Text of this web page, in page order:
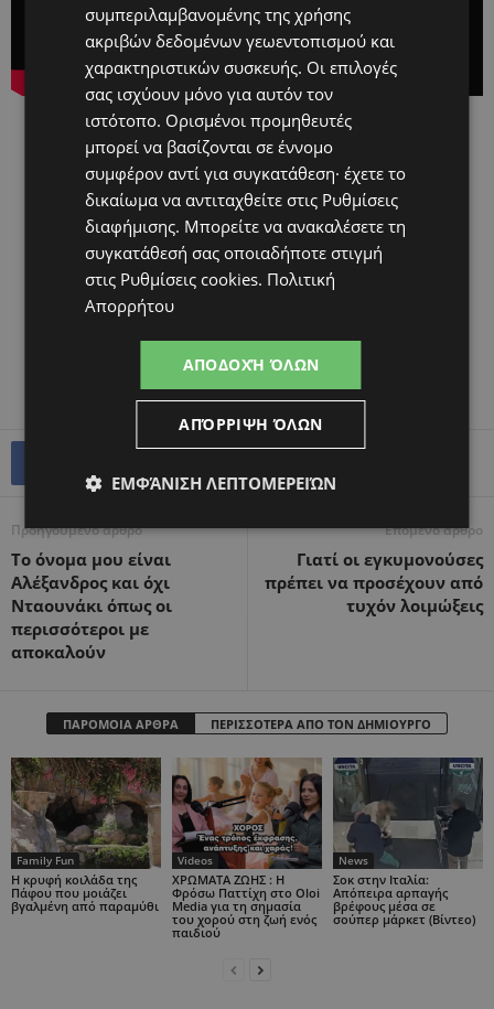
Προηγούμενο άρθρο
Το όνομα μου είναι
Αλέξανδρος και όχι
Νταουνάκι όπως οι
περισσότεροι με
αποκαλούν
Επόμενο άρθρο
Γιατί οι εγκυμονούσες
πρέπει να προσέχουν από
τυχόν λοιμώξεις
ΠΑΡΟΜΟΙΑ ΑΡΘΡΑ ΠΕΡΙΣΣΟΤΕΡΑ ΑΠΟ ΤΟΝ ΔΗΜΙΟΥΡΓΟ
Family Fun
Η κρυφή κοιλάδα της
Πάφου που μοιάζει
βγαλμένη από παραμύθι
Videos
ΧΡΩΜΑΤΑ ΖΩΗΣ : Η
Φρόσω Παττίχη στο Oloi
Media για τη σημασία
του χορού στη ζωή ενός
παιδιού
News
Σοκ στην Ιταλία:
Απόπειρα αρπαγής
βρέφους μέσα σε
σούπερ μάρκετ (Βίντεο)
συμπεριλαμβανομένης της χρήσης
ακριβών δεδομένων γεωεντοπισμού και
χαρακτηριστικών συσκευής. Οι επιλογές
σας ισχύουν μόνο για αυτόν τον
ιστότοπο. Ορισμένοι προμηθευτές
μπορεί να βασίζονται σε έννομο
συμφέρον αντί για συγκατάθεση· έχετε το
δικαίωμα να αντιταχθείτε στις Ρυθμίσεις
διαφήμισης. Μπορείτε να ανακαλέσετε τη
συγκατάθεσή σας οποιαδήποτε στιγμή
στις Ρυθμίσεις cookies. Πολιτική
Απορρήτου
ΑΠΟΔΟΧΉ ΌΛΩΝ
ΑΠΌΡΡΙΨΗ ΌΛΩΝ
ΕΜΦΆΝΙΣΗ ΛΕΠΤΟΜΕΡΕΙΏΝ